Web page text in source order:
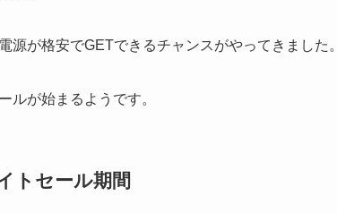
源が格安でGETできるチャンスがやってきました。
ルが始まるようです。
トセール期間